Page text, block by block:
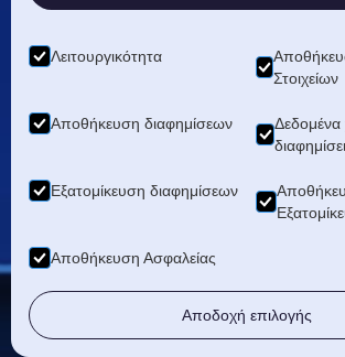
Λειτουργικότητα
Στοιχείων
Αποθήκευση διαφημίσεων
Δεδομένα
Εξατομίκευση διαφημίσεων
Αποθήκευση Ασφαλείας
Αποδοχή επιλογής
+30 210 4815325
Copyright2024–2026
Designed by4EW